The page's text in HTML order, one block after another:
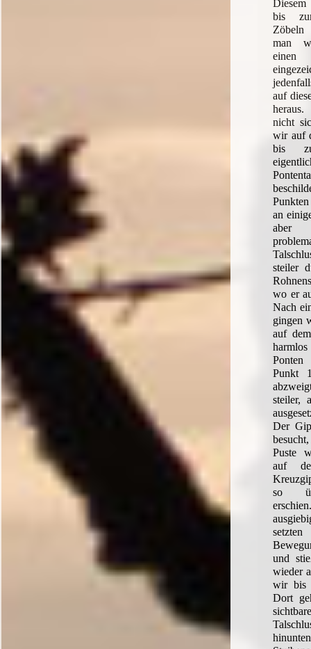
bis
man
auf
nicht
wir auf
bis
an
aber
steiler
wo er
Nach
gingen
auf
Punkt
steiler,
Der
Puste
auf
so
und
wieder
wir bis
Dort